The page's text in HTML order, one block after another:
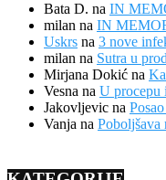
Bata D. na IN
milan na IN
Uskrs na 3 nove
milan na Sutra u
Mirjana Dokić na
Vesna na U procepu
Jakovljevic na
Vanja na Poboljšava